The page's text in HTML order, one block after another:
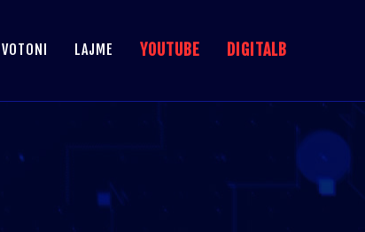
VOTONI LAJME YOUTUBE DIGITALB